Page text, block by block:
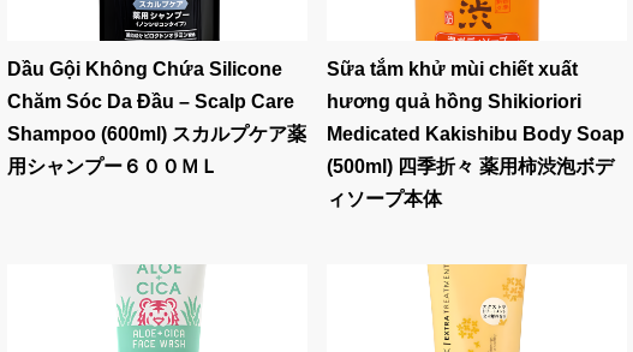
Dầu Gội Không Chứa Silicone
Chăm Sóc Da Đầu – Scalp Care
Shampoo (600ml) スカルプケア薬
用シャンプー６００ＭＬ
Sữa tắm khử mùi chiết xuất
hương quả hồng Shikioriori
Medicated Kakishibu Body Soap
(500ml) 四季折々 薬用柿渋泡ボデ
ィソープ本体